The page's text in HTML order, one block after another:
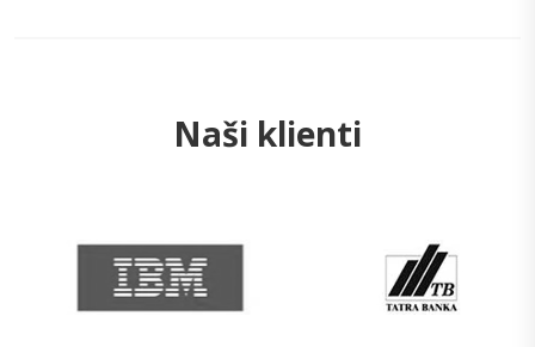
Naši klienti